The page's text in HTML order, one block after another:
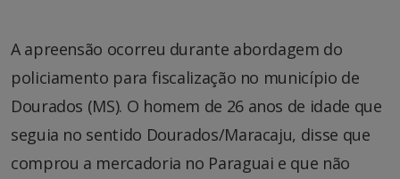
A apreensão ocorreu durante abordagem do
policiamento para fiscalização no município de
Dourados (MS). O homem de 26 anos de idade que
seguia no sentido Dourados/Maracaju, disse que
comprou a mercadoria no Paraguai e que não